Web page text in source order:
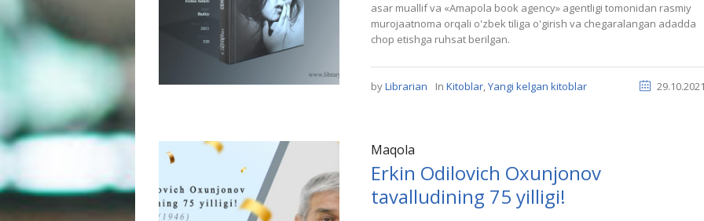
asar muallif va «Amapola book agency» agentligi tomonidan rasmiy
murojaatnoma orqali o'zbek tiliga o'girish va chegaralangan adadda
chop etishga ruhsat berilgan.
byLibrarian In Kitoblar,Yangi kelgan kitoblar
Maqola
Erkin Odilovich Oxunjonov
tavalludining 75 yilligi!